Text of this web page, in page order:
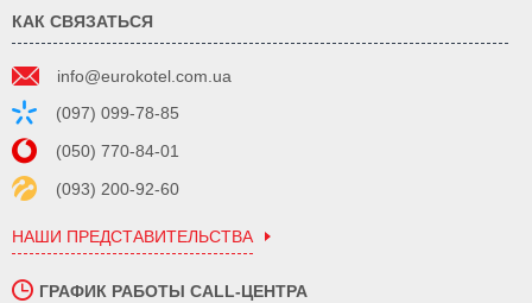
КАК СВЯЗАТЬСЯ
info@eurokotel.com.ua
(097) 099-78-85
(050) 770-84-01
(093) 200-92-60
НАШИ ПРЕДСТАВИТЕЛЬСТВА
ГРАФИК РАБОТЫ CALL-ЦЕНТРА